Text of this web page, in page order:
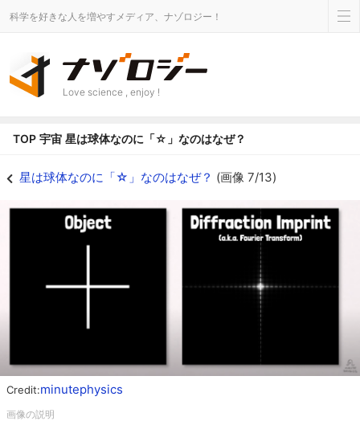
科学を好きな人を増やすメディア、ナゾロジー！
Love science , enjoy !
TOP 宇宙 星は球体なのに「☆」なのはなぜ？
星は球体なのに「☆」なのはなぜ？ (画像 7/13)
Credit:minutephysics